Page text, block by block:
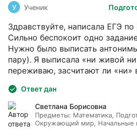
У Ученик
Здравствуйте, написала ЕГЭ
Сильно беспокоит одно
Нужно было выписать
пару). Я выписала «ни живой
переживаю, засчитают ли «ни»
Ответ дан
Светлана Борисовна
Предметы: Математика,
Окружающий мир, Начальные